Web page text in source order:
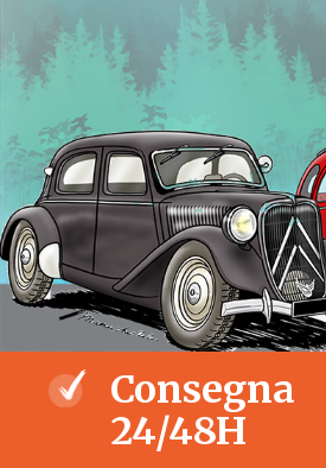
Consegna
24/48H